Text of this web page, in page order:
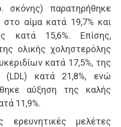
σκόνης) παρατηρήθηκε
αίμα κατά 19,7% και
κατά 15,6%. Επίσης,
ολικής χοληστερόλης
κατά 17,5%, της
(LDL) κατά 21,8%, ενώ
αύξηση της καλής
11,9%.
ερευνητικές μελέτες